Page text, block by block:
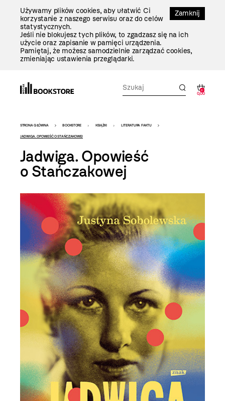
Zamknij
Używamy plików cookies, aby ułatwić Ci
korzystanie z naszego serwisu oraz do celów
statystycznych.
Jeśli nie blokujesz tych plików, to zgadzasz się na ich
użycie oraz zapisanie w pamięci urządzenia.
Pamiętaj, że możesz samodzielnie zarządzać cookies,
zmieniając ustawienia przeglądarki.
0
0,00
Bookstore
-
szablon
szczegóły
STRONA GŁÓWNA BOOKSTORE KSIĄŻKI LITERATURA FAKTU
JADWIGA. OPOWIEŚĆ O STAŃCZAKOWEJ
Jadwiga. Opowieść
o Stańczakowej